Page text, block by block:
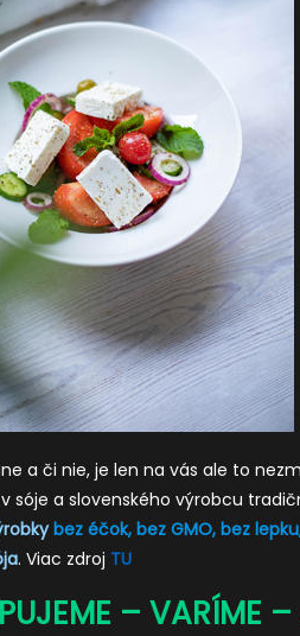
a či nie, je len na vás ale to
sóje a slovenského výrobcu
bez éčok, bez GMO, bez
. Viac zdroj TU
– VARÍME –